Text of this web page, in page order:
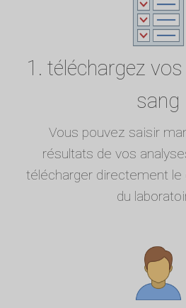
1. téléchargez
sang
Vous pouvez saisir
résultats de vos
télécharger directement le
du